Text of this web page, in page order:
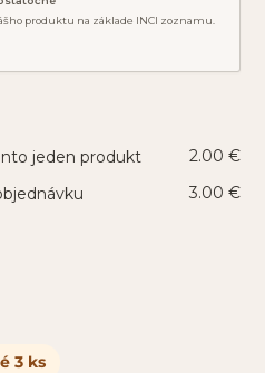
produktu na základe INCI zoznamu.
jeden produkt
2.00 €
3.00 €
3 ks